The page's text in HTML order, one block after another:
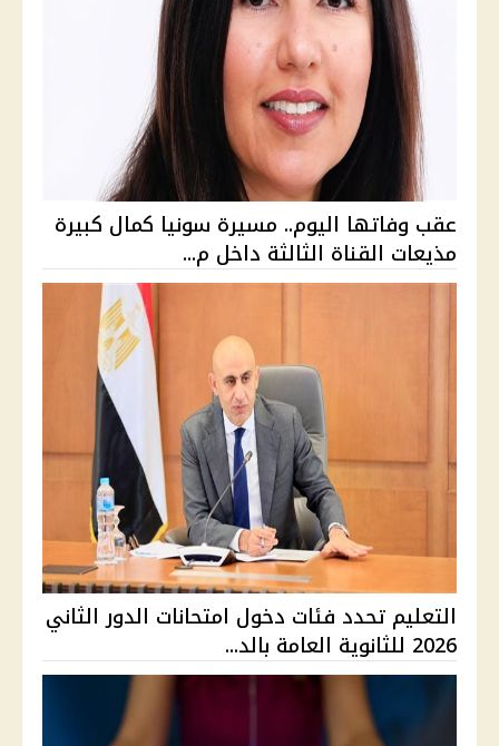
عقب وفاتها اليوم.. مسيرة سونيا كمال كبيرة
مذيعات القناة الثالثة داخل م...
التعليم تحدد فئات دخول امتحانات الدور الثاني
2026 للثانوية العامة بالد...